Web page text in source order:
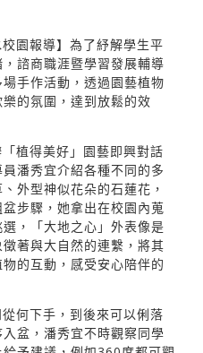
園報導】為了紓解學生平
諮商職涯暨學習發展輔導
手作活動，透過園藝植物
的氛圍，達到放鬆的效
植得美好」園藝即興對話
潘秀宜介紹各種不同的多
外型神似花朵的石蓮花，
步驟，她拿出在校園內蒐
，「大地之心」外表像是
著與大自然的連繫，將其
的互動，感受安心陪伴的
何下手，到後來可以俐落
盆，潘秀宜不時觀察同學